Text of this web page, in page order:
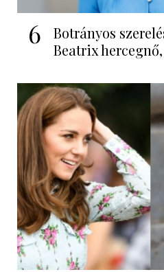
6
Botrányos
Beatrix